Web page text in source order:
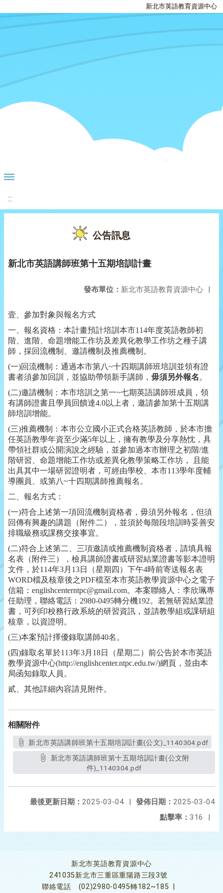
新北市英語教育資源中心
:::
公告訊息
新北市英語講師班第十五期培訓計畫
發布單位： 新北市英語教育資源中心 |
壹、參加對象與報名方式
一、報名資格：本計畫預計培訓本市114年度英語教師初
階、進階、命題增能工作坊及差異化教學工作坊之種子講
師，採回流機制、邀請機制及推薦機制。
(一)回流機制：通過本市第八~十四期講師班培訓並領有證
書者須參加回訓，並協助帶領新手講師， 毋須另外報名 。
(二)邀請機制：本市培訓之第一~七期英語講師班成員，領
有講師證書且學員回饋達4.0以上者，邀請參加第十五期講
師培訓增能。
(三)推薦機制：本市公立國小正式合格英語教師，於本市擔
任英語教學年資至少滿5年以上，擁有教學及分享熱忱，具
帶領社群或公開演說之經驗，並參加過本市辦理之初階/進
階研習、命題增能工作坊或差異化教學策略工作坊，
且能
出具其中一場研習證明者，可經由學校、本市113學年度輔
導團員、或第八~十四期講師推薦報名。
二、報名方式：
(一)符合上述第一項回流機制資格者，毋須另外報名，但須
回傳有興趣的講題（附件二），並須於每階段培訓時妥善安
排職級務或課務交接事宜。
(二)符合上述第二、三項邀請或推薦機制資格者，請填具報
名表（附件三），檢具講師證書或研習結業證書等影本證明
文件，於114年3月 13日（星期四）下午4時前寄送報名表
WORD檔及核章後之PDF檔至本市英語教學資源中心之電子
信箱： englishcenterntpc@gmail.com。本案聯絡人：李欣珮專
任助理，聯絡電話： 2980-0495轉分機192。若無研習結業證
書，可列印校務行政系統的研習資訊，並請教學組或課研組
核章，以資證明。
(三)本案預計擇優錄取講師40名。
(四)錄取名單於113年3月 18日（星期二）前公告於本市英語
教學資源中心(http://englishcenter.ntpc.edu.tw/)網頁，並由本
局函知錄取人員。
貳、其他詳細內容請見附件。
相關附件
新北市英語講師班第十五期培訓計畫(公文)_1140304.pdf
件)_1140304.pdf
發佈日期： 2025-03-04
最後更新日期： 2025-03-04
|
點擊率： 316 |
新北市英語教育資源中心
241035新北市三重區重陽路三段3號
聯絡電話
(02)2980-0495轉182~185